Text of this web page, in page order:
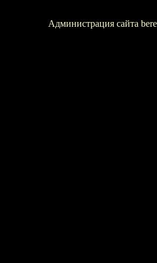
Администрация сайта